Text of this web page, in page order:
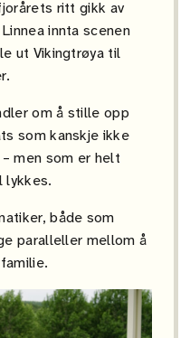
ritt gikk av
innta scenen
ut Vikingtrøya til
om å stille opp
som kanskje ikke
men som er helt
lykkes.
både som
paralleller mellom å